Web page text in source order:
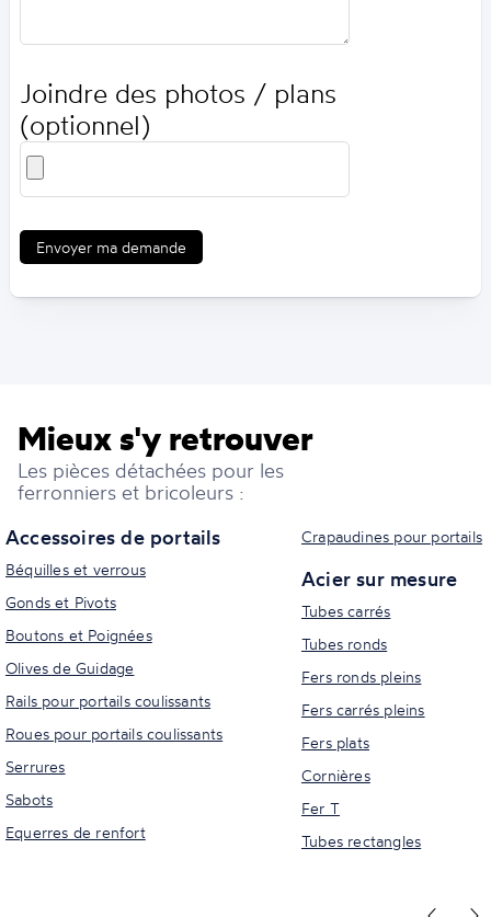
Joindre des photos / plans
(optionnel)
Envoyer ma demande
Mieux s'y retrouver
Les pièces détachées pour les
ferronniers et bricoleurs :
Accessoires de portails
Béquilles et verrous
Gonds et Pivots
Boutons et Poignées
Olives de Guidage
Rails pour portails coulissants
Roues pour portails coulissants
Serrures
Sabots
Equerres de renfort
Crapaudines pour portails
Acier sur mesure
Tubes carrés
Tubes ronds
Fers ronds pleins
Fers carrés pleins
Fers plats
Cornières
Fer T
Tubes rectangles